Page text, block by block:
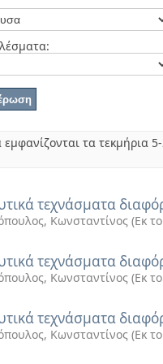
τα τεκμήρια
τεχνάσματα
Κωνσταντίνος (Εκ
τεχνάσματα
Κωνσταντίνος (Εκ
τεχνάσματα
Κωνσταντίνος (Εκ